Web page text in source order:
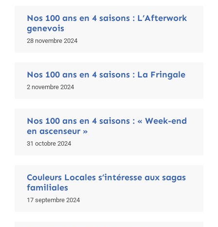
Nos 100 ans en 4 saisons : L’Afterwork
genevois
28 novembre 2024
Nos 100 ans en 4 saisons : La Fringale
2 novembre 2024
Nos 100 ans en 4 saisons : « Week-end
en ascenseur »
31 octobre 2024
Couleurs Locales s’intéresse aux sagas
familiales
17 septembre 2024